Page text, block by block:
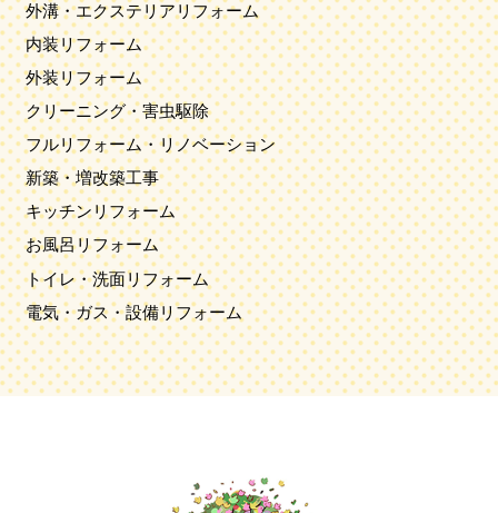
外溝・エクステリアリフォーム
内装リフォーム
外装リフォーム
クリーニング・害虫駆除
フルリフォーム・リノベーション
新築・増改築工事
キッチンリフォーム
お風呂リフォーム
トイレ・洗面リフォーム
電気・ガス・設備リフォーム